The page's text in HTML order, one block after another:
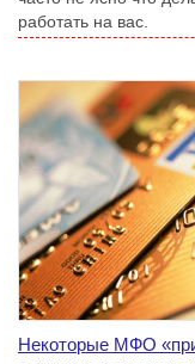
работать на вас.
Некоторые МФО